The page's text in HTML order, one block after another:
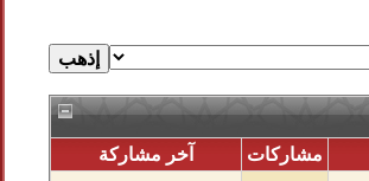
مشاركات
آخر مشاركة